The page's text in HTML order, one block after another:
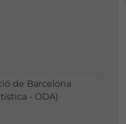
de Barcelona
- ODA)